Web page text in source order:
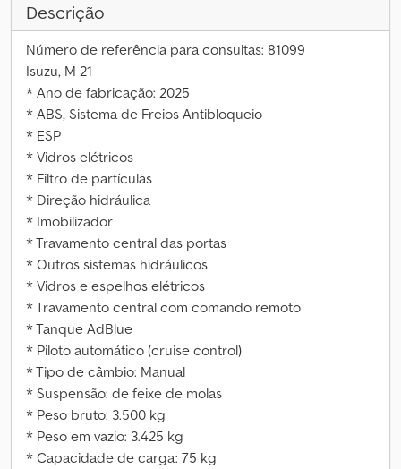
Descrição
Número de referência para consultas: 81099
Isuzu, M 21
* Ano de fabricação: 2025
* ABS, Sistema de Freios Antibloqueio
* ESP
* Vidros elétricos
* Filtro de partículas
* Direção hidráulica
* Imobilizador
* Travamento central das portas
* Outros sistemas hidráulicos
* Vidros e espelhos elétricos
* Travamento central com comando remoto
* Tanque AdBlue
* Piloto automático (cruise control)
* Tipo de câmbio: Manual
* Suspensão: de feixe de molas
* Peso bruto: 3.500 kg
* Peso em vazio: 3.425 kg
* Capacidade de carga: 75 kg